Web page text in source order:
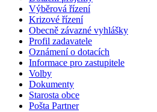
Výběrová řízení
Krizové řízení
Obecně závazné vyhlášky
Profil zadavatele
Oznámení o dotacích
Informace pro zastupitele
Volby
Dokumenty
Starosta obce
Pošta Partner